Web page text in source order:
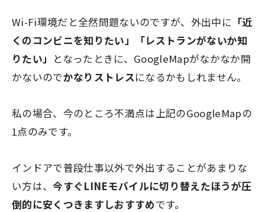
Wi-Fi環境だと全然問題ないのですが、外出中に 「近
くのコンビニを知りたい」「レストランがないか知
りたい」 となったときに、GoogleMapがなかなか開
かないのでかなりストレスになるかもしれません。
私の場合、今のところ不満点は上記のGoogleMapの
1点のみです。
インドアで普段仕事以外で外出することがあまりな
い方は、今すぐLINEモバイルに切り替えたほうが圧
倒的に安くつきますしおすすめです。